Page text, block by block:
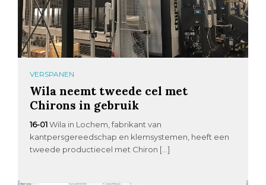
VERSPANEN
Wila neemt tweede cel met
Chirons in gebruik
16-01 Wila in Lochem, fabrikant van
kantpersgereedschap en klemsystemen, heeft een
tweede productiecel met Chiron […]